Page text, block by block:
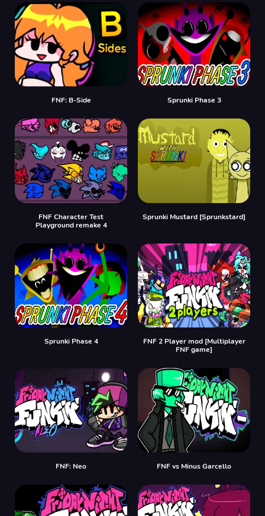
FNF: B-Side Sprunki Phase 3
FNF Character Test
Playground remake 4
Sprunki Mustard [Sprunkstard]
Sprunki Phase 4
FNF 2 Player mod [Multiplayer
FNF game]
FNF: Neo FNF vs Minus Garcello